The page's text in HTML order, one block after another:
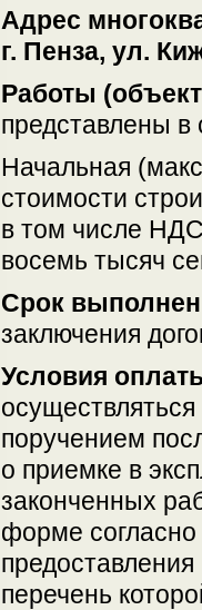
Адрес
г. Пенза, ул.
Работы
представлены в
Начальная
стоимости
в том числе
восемь тысяч
Срок
заключения
Условия
поручением
о приемке в
законченных
форме
перечень